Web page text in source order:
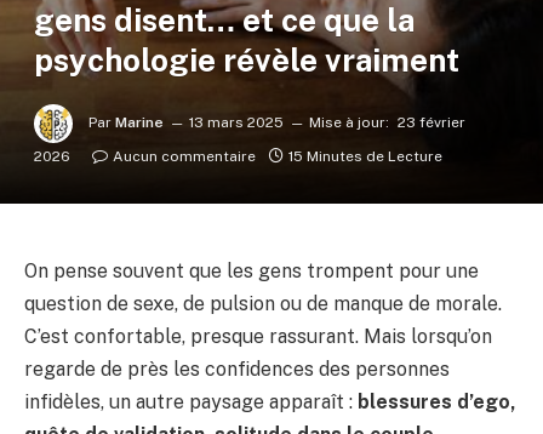
gens disent… et ce que la
psychologie révèle vraiment
Par Marine 13 mars 2025 Mise à jour: 23 février
2026
Aucun commentaire 15 Minutes de Lecture
On pense souvent que les gens trompent pour une
question de sexe, de pulsion ou de manque de morale.
C’est confortable, presque rassurant. Mais lorsqu’on
regarde de près les confidences des personnes
infidèles, un autre paysage apparaît : blessures d’ego,